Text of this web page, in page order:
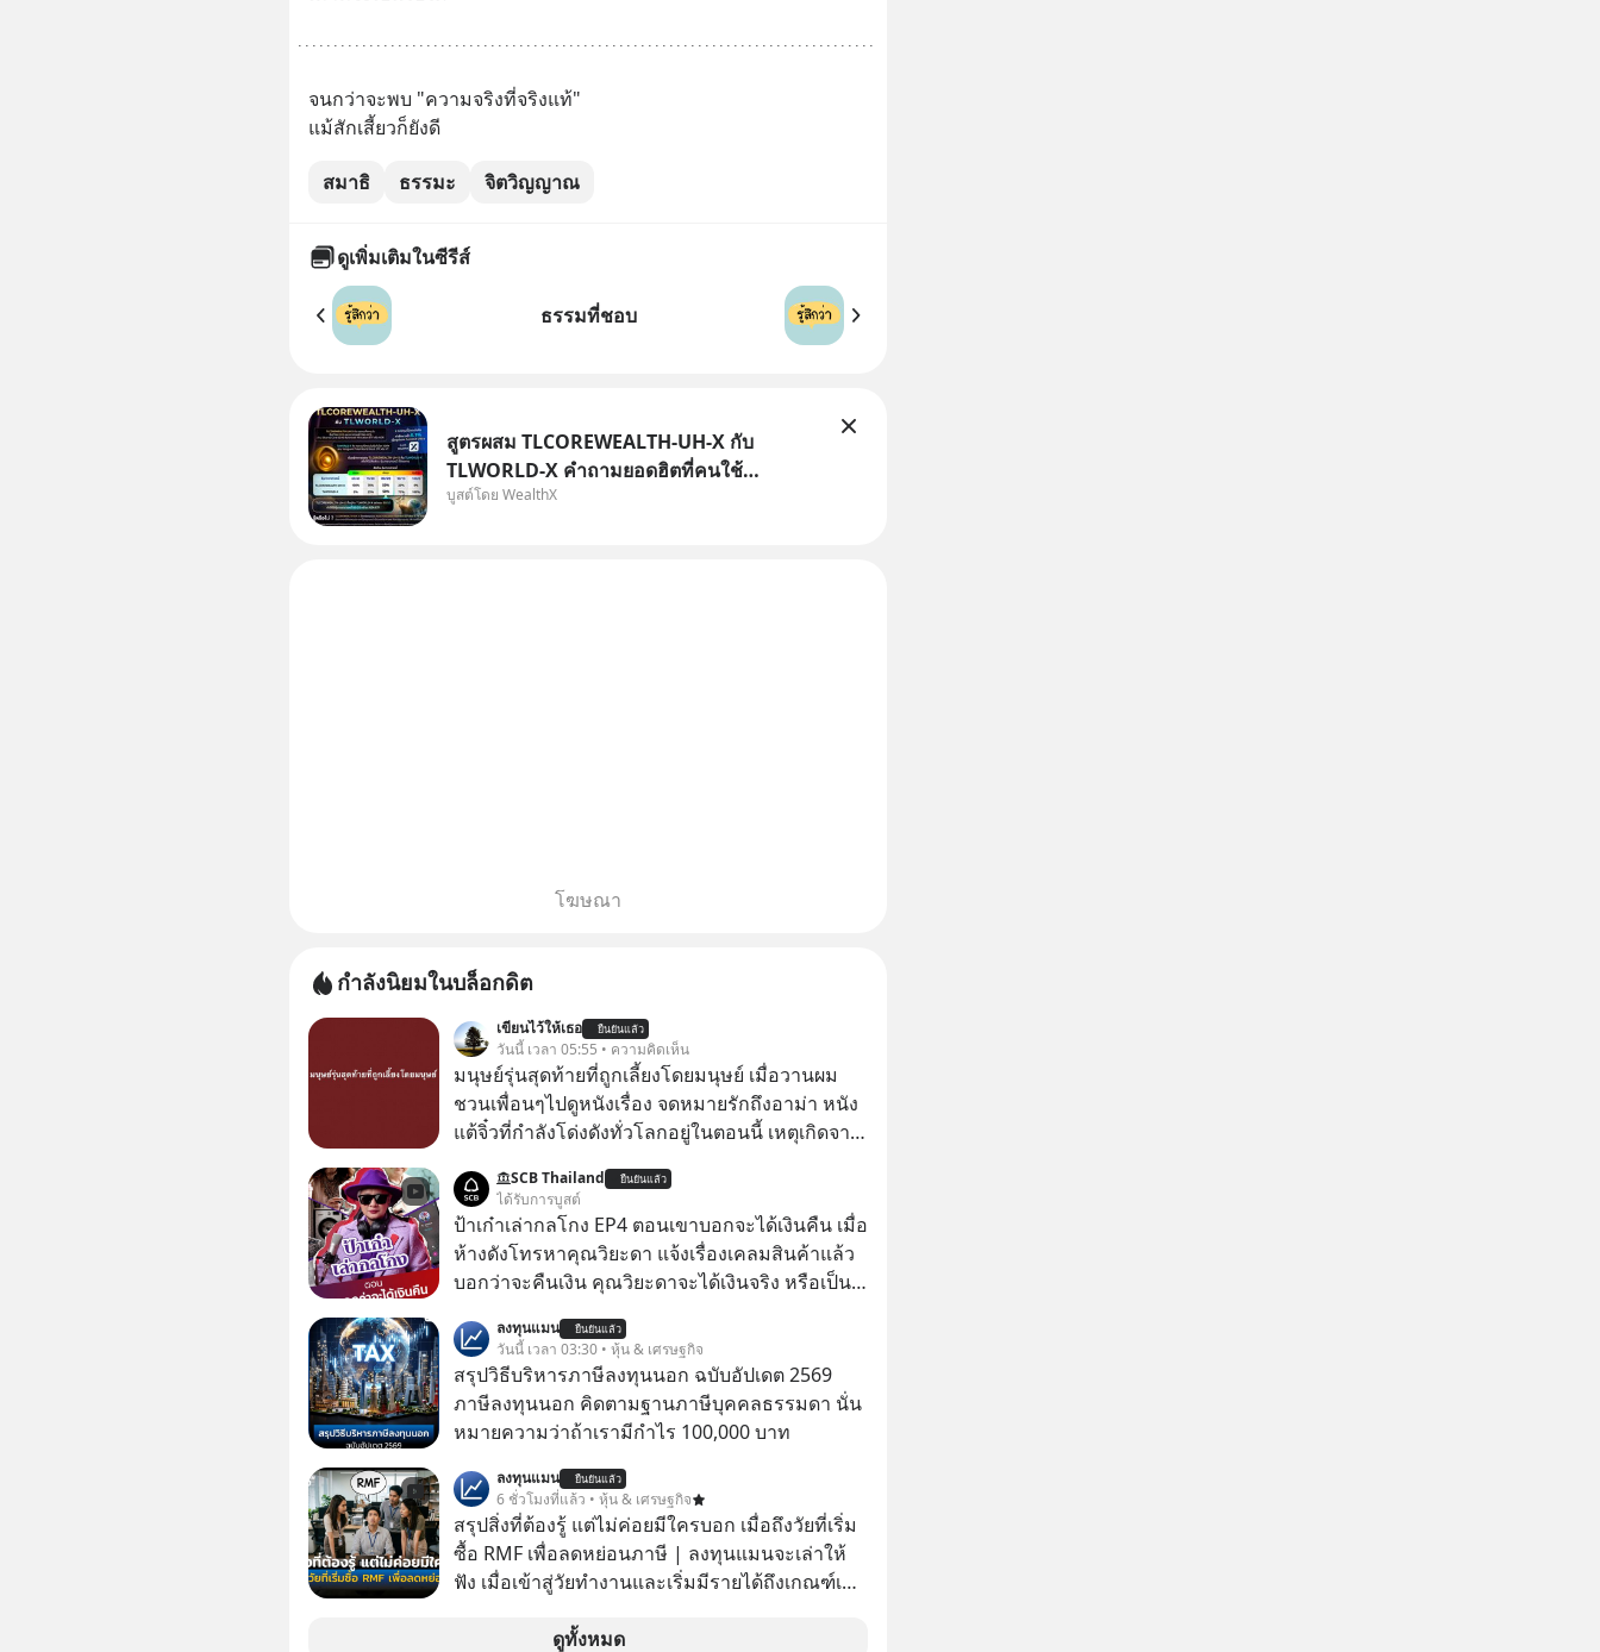
จนกว่าจะพบ "ความจริงที่จริงแท้"
แม้สักเสี้ยวก็ยังดี
สมาธิ ธรรมะ จิตวิญญาณ
ดูเพิ่มเติมในซีรีส์
ธรรมที่ชอบ
สูตรผสม TLCOREWEALTH-UH-X กับ
TLWORLD-X คำถามยอดฮิตที่คนใช้
WealthX ถามเข้ามา
บูสต์โดย WealthX
โฆษณา
กำลังนิยมในบล็อกดิต
เขียนไว้ให้เธอ ยืนยันแล้ว
วันนี้ เวลา 05:55 • ความคิดเห็น
มนุษย์รุ่นสุดท้ายที่ถูกเลี้ยงโดยมนุษย์ เมื่อวานผม
ชวนเพื่อนๆไปดูหนังเรื่อง จดหมายรักถึงอาม่า หนัง
แต้จิ๋วที่กำลังโด่งดังทั่วโลกอยู่ในตอนนี้ เหตุเกิดจาก
อยากดูมาก ด้วยเพราะว่าอากงก็มาจากเมืองจีน ป๊า
ก็พูดแต้จิ๋วได้ มีเรื่องราวมีความผูกพันที่ได้ยินตั้งแต่
เด็ก
SCB Thailand ยืนยันแล้ว
ได้รับการบูสต์
ป้าเก๋าเล่ากลโกง EP4 ตอนเขาบอกจะได้เงินคืน เมื่อ
ห้างดังโทรหาคุณวิยะดา แจ้งเรื่องเคลมสินค้าแล้ว
บอกว่าจะคืนเงิน คุณวิยะดาจะได้เงินจริง หรือเป็น
ตอน “เขาบอกว่าจะได้เงินคืน” #ป้าเก๋าเล่ากลโกง
#แก้เกมกลโกง #อยู่อย่างยั่งยืน #Cybersecurity
#เตือนภัยออนไลน์
ลงทุนแมน ยืนยันแล้ว
วันนี้ เวลา 03:30 • หุ้น & เศรษฐกิจ
สรุปวิธีบริหารภาษีลงทุนนอก ฉบับอัปเดต 2569
ภาษีลงทุนนอก คิดตามฐานภาษีบุคคลธรรมดา นั่น
หมายความว่าถ้าเรามีกำไร 100,000 บาท
ลงทุนแมน ยืนยันแล้ว
6 ชั่วโมงที่แล้ว • หุ้น & เศรษฐกิจ
สรุปสิ่งที่ต้องรู้ แต่ไม่ค่อยมีใครบอก เมื่อถึงวัยที่เริ่ม
ซื้อ RMF เพื่อลดหย่อนภาษี | ลงทุนแมนจะเล่าให้
ฟัง เมื่อเข้าสู่วัยทำงานและเริ่มมีรายได้ถึงเกณฑ์เสีย
เพราะนอกจากจะช่วยลดหย่อนภาษีได้แล้ว ยังเป็น
ดูทั้งหมด